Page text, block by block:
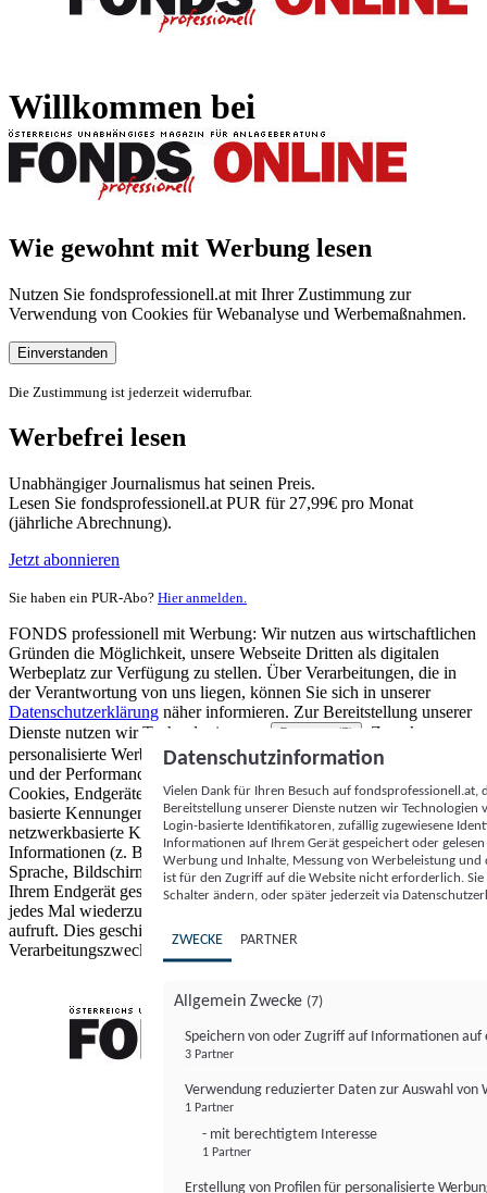
Willkommen bei
Wie gewohnt mit Werbung lesen
Nutzen Sie fondsprofessionell.at mit Ihrer Zustimmung zur
Verwendung von Cookies für Webanalyse und Werbemaßnahmen.
Einverstanden
Die Zustimmung ist jederzeit widerrufbar.
Werbefrei lesen
Unabhängiger Journalismus hat seinen Preis.
Lesen Sie fondsprofessionell.at PUR für 27,99€ pro Monat
(jährliche Abrechnung).
Jetzt abonnieren
Sie haben ein PUR-Abo? Hier anmelden.
FONDS professionell mit Werbung: Wir nutzen aus wirtschaftlichen
Gründen die Möglichkeit, unsere Webseite Dritten als digitalen
Werbeplatz zur Verfügung zu stellen. Über Verarbeitungen, die in
der Verantwortung von uns liegen, können Sie sich in unserer
Datenschutzerklärung näher informieren. Zur Bereitstellung unserer
Dienste nutzen wir Technologien von
Partnern (5)
. Zwecke:
personalisierte Werbung und Inhalte, Messung von Werbeleistung
und der Performance von Inhalten sowie Zielgruppenforschung.
Cookies, Endgeräte- oder ähnliche Online-Kennungen (z. B. login-
basierte Kennungen, zufällig generierte Kennungen,
netzwerkbasierte Kennungen) können zusammen mit anderen
Informationen (z. B. Browsertyp und Browserinformationen,
Sprache, Bildschirmgröße, unterstützte Technologien usw.) auf
Ihrem Endgerät gespeichert oder von dort ausgelesen werden, um es
jedes Mal wiederzuerkennen, wenn es eine App oder einer Webseite
aufruft. Dies geschieht für einen oder mehrere der hier aufgeführten
Verarbeitungszwecke.
Datenschutzinformation
Vielen Dank für Ihren Besuch auf
Bereitstellung unserer Dienste nutzen wir Technologien
Login-basierte Identifikatoren, zufällig zugewiesene
Informationen auf Ihrem Gerät gespeichert oder
Werbung und Inhalte, Messung von Werbeleistung
ist für den Zugriff auf die Website nicht erforderlich.
Schalter ändern, oder später jederzeit via
ZWECKE PARTNER
Allgemein Zwecke (7)
Speichern von oder Zugriff auf Informationen auf
3 Partner
Verwendung reduzierter Daten zur Auswahl von
1 Partner
- mit berechtigtem Interesse
1 Partner
Erstellung von Profilen für personalisierte
FONDS professionell